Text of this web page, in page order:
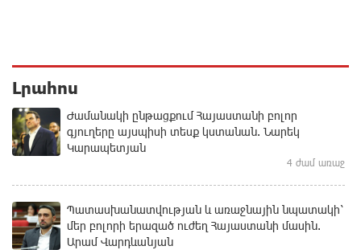
Լրահոս
Ժամանակի ընթացքում Հայաստանի բոլոր
գյուղերը այսպիսի տեսք կստանան. Նարեկ
Կարապետյան
4 ժամ առաջ
Պատասխանատվության և առաջնային նպատակի՝
մեր բոլորի երազած ուժեղ Հայաստանի մասին.
Արամ Վարդևանյան